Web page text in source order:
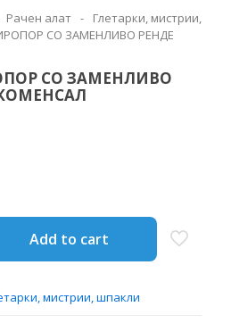
Рачен алат -
Глетарки, мистрии,
СО ЗАМЕНЛИВО РЕНДЕ
СО ЗАМЕНЛИВО
КОМЕНСАЛ
Add to cart
мистрии, шпакли